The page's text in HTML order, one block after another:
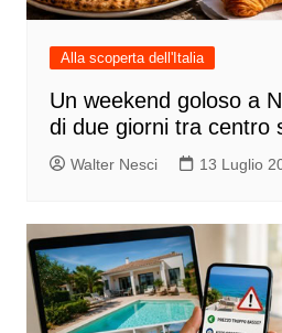
Alla scoperta dell'Italia
Un weekend goloso a
di due giorni tra centro
Walter Nesci 13 Luglio